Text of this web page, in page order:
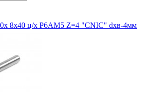
8х40 ц/х Р6АМ5 Z=4 "CNIC" dхв-4мм